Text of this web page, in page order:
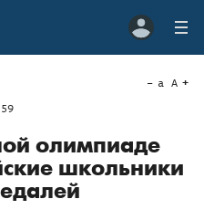
a A
олимпиаде
школьники